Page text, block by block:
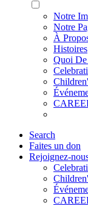
Toggle
Mobile
Menu
Notre
Notre
À
Histoires
Quoi
Search
Faites un don
Rejoignez-